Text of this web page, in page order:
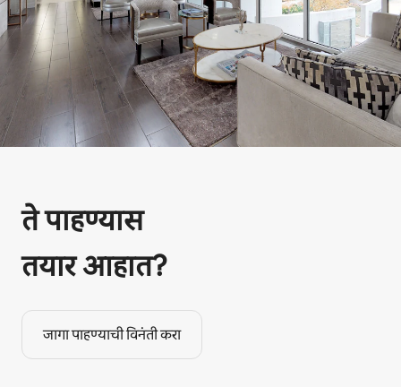
ते पाहण्यास
तयार आहात?
जागा पाहण्याची विनंती करा